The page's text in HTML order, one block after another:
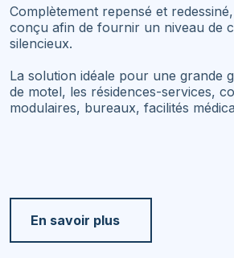
Complètement repensé et
conçu afin de fournir un niveau de
silencieux.
La solution idéale pour une grande
de motel, les résidences-services,
modulaires, bureaux, facilités
En savoir plus